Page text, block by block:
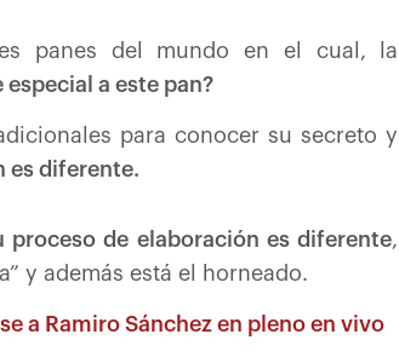
panes del mundo en el cual, la
especial a este pan?
para conocer su secreto y
es diferente.
proceso de elaboración es diferente,
y además está el horneado.
a Ramiro Sánchez en pleno en vivo